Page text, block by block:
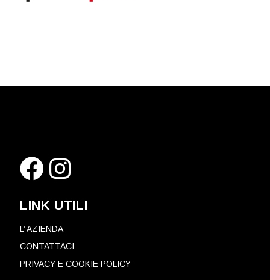
LINK UTILI
L’ AZIENDA
CONTATTACI
PRIVACY E COOKIE POLICY